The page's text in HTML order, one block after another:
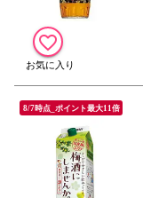
8/7時点_ポイント最大11倍